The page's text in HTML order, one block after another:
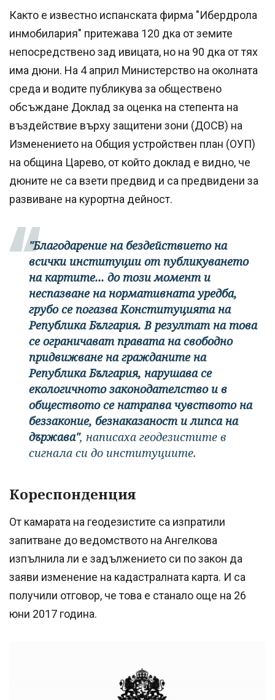
Както е известно испанската фирма "Ибердрола
инмобилария" притежава 120 дка от земите
непосредствено зад ивицата, но на 90 дка от тях
има дюни. На 4 април Министерство на околната
среда и водите публикува за обществено
обсъждане Доклад за оценка на степента на
въздействие върху защитени зони (ДОСВ) на
Изменението на Общия устройствен план (ОУП)
на община Царево, от който доклад е видно, че
дюните не са взети предвид и са предвидени за
развиване на курортна дейност.
"Благодарение на бездействието на
всички институции от публикуването
на картите... до този момент и
неспазване на нормативната уредба,
грубо се погазва Конституцията на
Република България. В резултат на това
се ограничават правата на свободно
придвижване на гражданите на
Република България, нарушава се
екологичното законодателство и в
обществото се натрапва чувството на
беззаконие, безнаказаност и липса на
държава", написаха геодезистите в
сигнала си до институциите.
Кореспонденция
От камарата на геодезистите са изпратили
запитване до ведомството на Ангелкова
изпълнила ли е задължението си по закон да
заяви изменение на кадастралната карта. И са
получили отговор, че това е станало още на 26
юни 2017 година.